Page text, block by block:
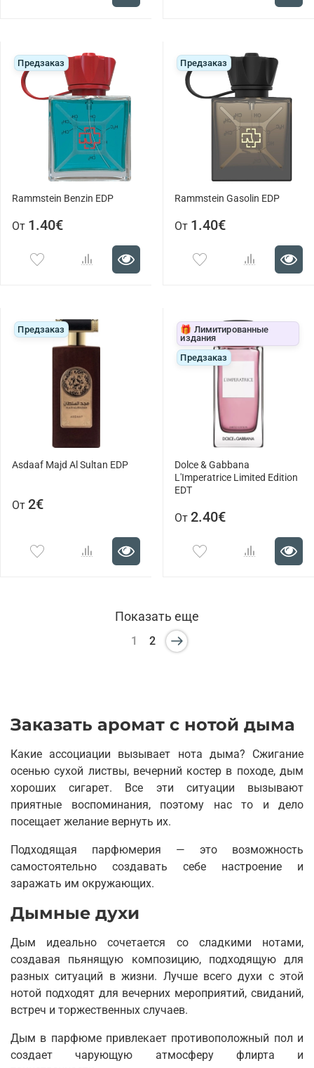
Предзаказ
Rammstein Benzin EDP
От 1.40€
Предзаказ
Rammstein Gasolin EDP
От 1.40€
Предзаказ
Asdaaf Majd Al Sultan EDP
От 2€
🎁 Лимитированные
издания
Предзаказ
Dolce & Gabbana
L'Imperatrice Limited Edition
EDT
От 2.40€
Показать еще
1 2
Заказать аромат с нотой дыма
Какие ассоциации вызывает нота дыма? Сжигание
осенью сухой листвы, вечерний костер в походе, дым
хороших сигарет. Все эти ситуации вызывают
приятные воспоминания, поэтому нас то и дело
посещает желание вернуть их.
Подходящая парфюмерия — это возможность
самостоятельно создавать себе настроение и
заражать им окружающих.
Дымные духи
Дым идеально сочетается со сладкими нотами,
создавая пьянящую композицию, подходящую для
разных ситуаций в жизни. Лучше всего духи с этой
нотой подходят для вечерних мероприятий, свиданий,
встреч и торжественных случаев.
Дым в парфюме привлекает противоположный пол и
создает чарующую атмосферу флирта и